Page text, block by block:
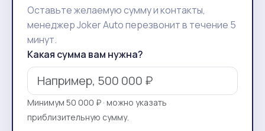
Оставьте желаемую сумму и контакты,
менеджер Joker Auto перезвонит в течение 5
минут.
Какая сумма вам нужна?
Минимум 50 000 ₽ · можно указать
приблизительную сумму.